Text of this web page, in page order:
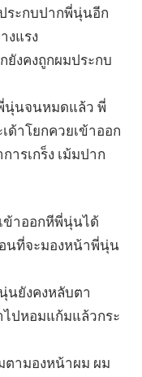
ระกบปากพี่นุ่นอีก
งแรง
ยังคงถูกผมประกบ
นุ่นจนหมดแล้ว พี่
าโยกควยเข้าออก
รเกร็ง เม้มปาก
ข้าออกหีพี่นุ่นได้
นที่จะมองหน้าพี่นุ่น
นยังคงหลับตา
ปหอมแก้มแล้วกระ
ามองหน้าผม ผม